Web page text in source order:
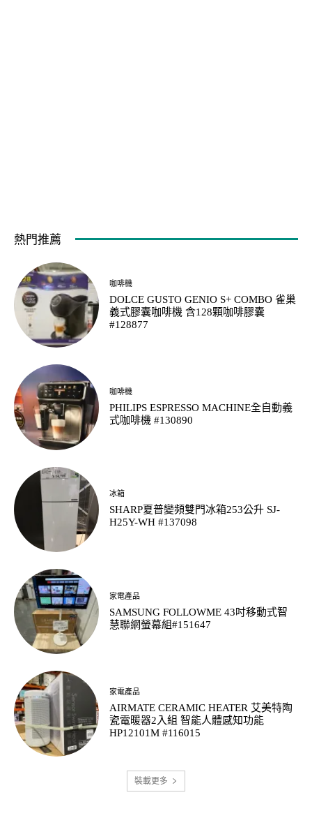
熱門推薦
咖啡機
DOLCE GUSTO GENIO S+ COMBO 雀巢
義式膠囊咖啡機 含128顆咖啡膠囊
#128877
咖啡機
PHILIPS ESPRESSO MACHINE全自動義
式咖啡機 #130890
冰箱
SHARP夏普變頻雙門冰箱253公升 SJ-
H25Y-WH #137098
家電產品
SAMSUNG FOLLOWME 43吋移動式智
慧聯網螢幕組#151647
家電產品
AIRMATE CERAMIC HEATER 艾美特陶
瓷電暖器2入組 智能人體感知功能
HP12101M #116015
裝載更多